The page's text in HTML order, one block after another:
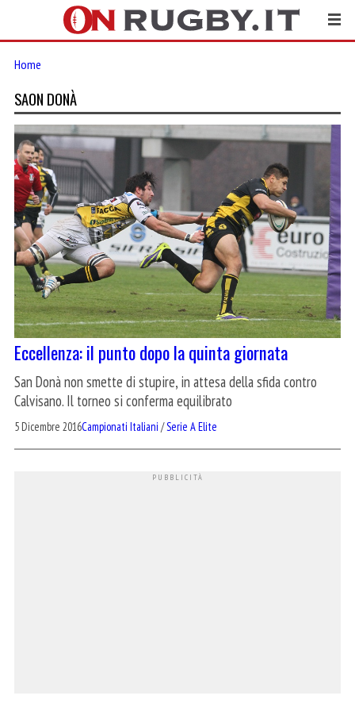
Home
SAON DONÀ
Eccellenza: il punto dopo la quinta giornata
San Donà non smette di stupire, in attesa della sfida contro
Calvisano. Il torneo si conferma equilibrato
5 Dicembre 2016Campionati Italiani /Serie A Elite